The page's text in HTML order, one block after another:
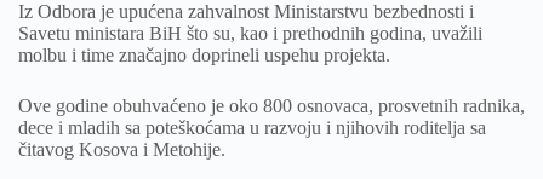
Iz Odbora je upućena zahvalnost Ministarstvu bezbednosti i
Savetu ministara BiH što su, kao i prethodnih godina, uvažili
molbu i time značajno doprineli uspehu projekta.
Ove godine obuhvaćeno je oko 800 osnovaca, prosvetnih radnika,
dece i mladih sa poteškoćama u razvoju i njihovih roditelja sa
čitavog Kosova i Metohije.